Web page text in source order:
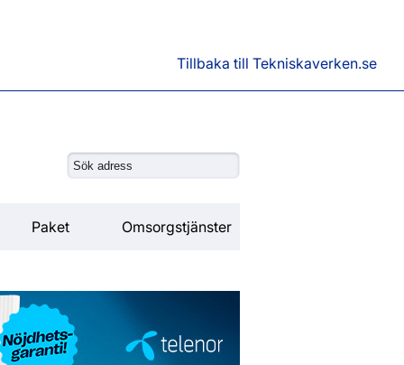
Tillbaka till Tekniskaverken.se
Paket Omsorgstjänster